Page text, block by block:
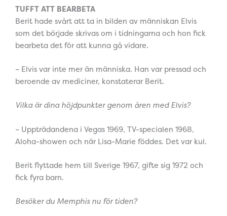
TUFFT ATT BEARBETA
Berit hade svårt att ta in bilden av människan Elvis
som det började skrivas om i tidningarna och hon fick
bearbeta det för att kunna gå vidare.
– Elvis var inte mer än människa. Han var pressad och
beroende av mediciner, konstaterar Berit.
Vilka är dina höjdpunkter genom åren med Elvis?
– Uppträdandena i Vegas 1969, TV-specialen 1968,
Aloha-showen och när Lisa-Marie föddes. Det var kul.
Berit flyttade hem till Sverige 1967, gifte sig 1972 och
fick fyra barn.
Besöker du Memphis nu för tiden?